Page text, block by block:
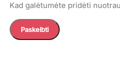
Kad galėtumėte pridėti